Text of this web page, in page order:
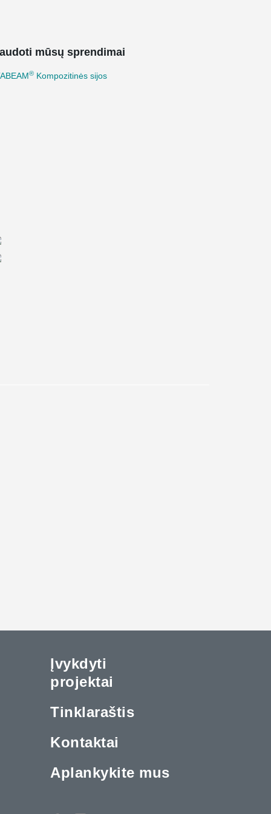
mūsų sprendimai
® Kompozitinės sijos
Įvykdyti
projektai
Tinklaraštis
Kontaktai
Aplankykite mus